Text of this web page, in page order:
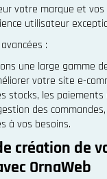
votre marque et
utilisateur
:
une large gamme
votre site e-
stocks, les paiements
des
à vos besoins.
création de
OrnaWeb